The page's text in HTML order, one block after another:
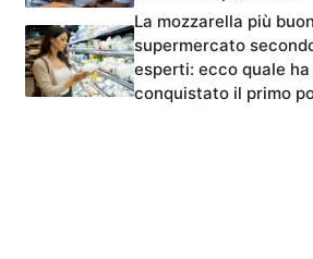
La mozzarella più
supermercato
esperti: ecco quale ha
conquistato il primo